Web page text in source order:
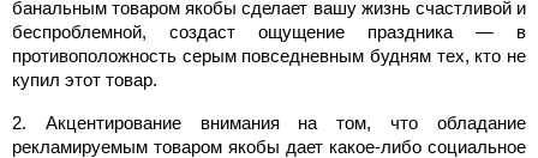
банальным товаром якобы сделает вашу жизнь счастливой и
беспроблемной, создаст ощущение праздника — в
противоположность серым повседневным будням тех, кто не
купил этот товар.
2. Акцентирование внимания на том, что обладание
рекламируемым товаром якобы дает какое-либо социальное